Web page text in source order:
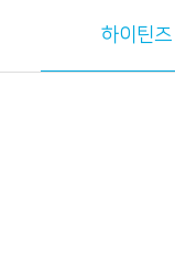
하이틴즈